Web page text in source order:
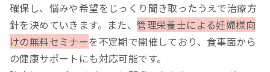
確保し、悩みや希望をじっくり聞き取ったうえで治療方
針を決めていきます。また、管理栄養士による妊婦様向
けの無料セミナーを不定期で開催しており、食事面から
の健康サポートにも対応可能です。